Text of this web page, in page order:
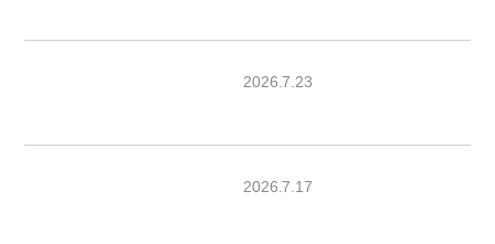
2026.7.23
2026.7.17